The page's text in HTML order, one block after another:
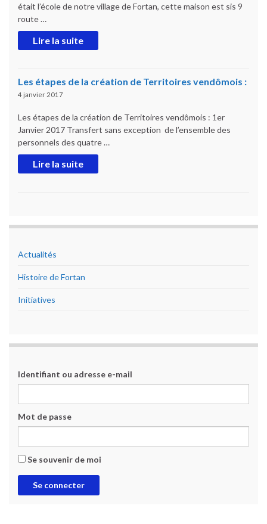
était l’école de notre village de Fortan, cette maison est sis 9
route …
Lire la suite
Les étapes de la création de Territoires vendômois :
4 janvier 2017
Les étapes de la création de Territoires vendômois : 1er
Janvier 2017 Transfert sans exception de l’ensemble des
personnels des quatre …
Lire la suite
Actualités
Histoire de Fortan
Initiatives
Identifiant ou adresse e-mail
Mot de passe
Se souvenir de moi